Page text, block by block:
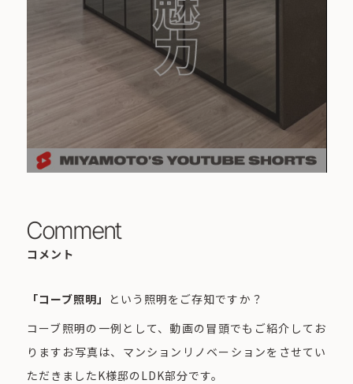
Comment
コメント
「コーブ照明」 という照明をご存知ですか？
コーブ照明の一例として、動画の冒頭でもご紹介してお
りますお写真は、マンションリノベーションをさせてい
ただきましたK様邸のLDK部分です。